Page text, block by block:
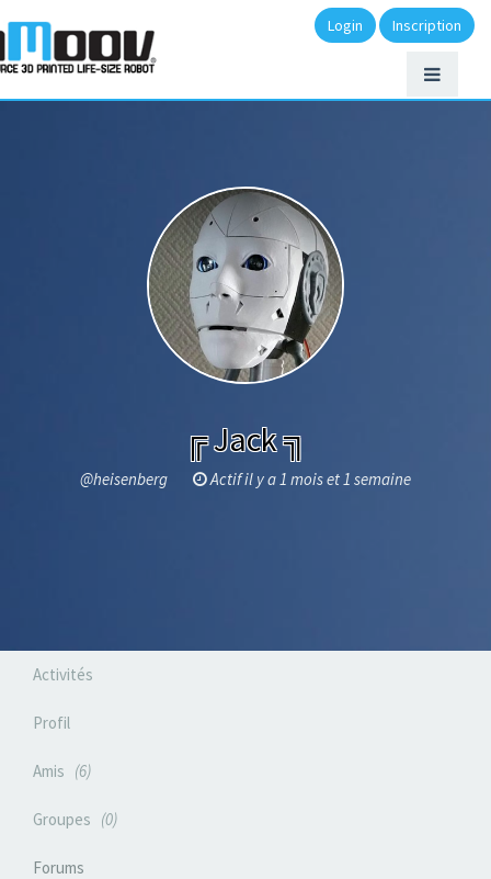
Login Inscription
╔ Jack ╗
@heisenberg Actif il y a 1 mois et 1 semaine
Activités
Profil
Amis 6
Groupes 0
Forums